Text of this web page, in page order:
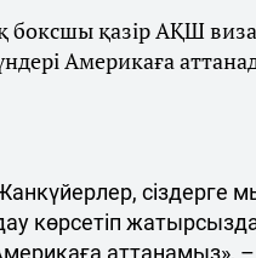
боксшы қазір АҚШ
Америкаға
сіздерге
көрсетіп
аттанамыз»,